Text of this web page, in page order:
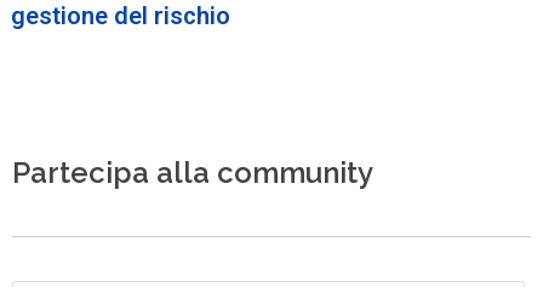
gestione del rischio
Partecipa alla community